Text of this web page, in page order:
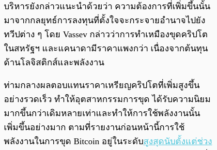
บริหารยังกล่าวแนะนำด้วยว่า ความต้องการที่เพิ่มขึ้นนั้น
มาจากกลยุทธ์การลงทุนที่ตั้งใจจะกระจายอำนาจไปยัง
ทวีปต่าง ๆ โดย Vassev กล่าวว่าการทำเหมืองขุดคริปโต
ในสหรัฐฯ และแคนาดามีราคาแพงกว่า เนื่องจากต้นทุน
ด้านโลจิสติกส์และพลังงาน
ท่ามกลางผลตอบแทนราคาเหรียญคริปโตที่เพิ่มสูงขึ้น
อย่างรวดเร็ว ทำให้อุตสาหกรรมการขุด ได้รับความนิยม
มากขึ้นกว่าเดิมหลายเท่าและทำให้การใช้พลังงานนั้น
เพิ่มขึ้นอย่างมาก ตามที่รายงานก่อนหน้านี้การใช้
พลังงานในการขุด Bitcoin อยู่ในระดับสูงสุดนับตั้งแต่ช่วง